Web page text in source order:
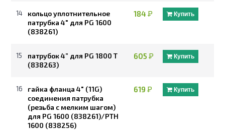
14
кольцо уплотнительное
патрубка 4" для PG 1600
(838261)
184Р Купить
15
патрубок 4” для PG 1800 T
(838263)
605Р Купить
16
гайка фланца 4" (11G)
соединения патрубка
(резьба с мелким шагом)
для PG 1600 (838261)/PTH
1600 (838256)
619Р Купить